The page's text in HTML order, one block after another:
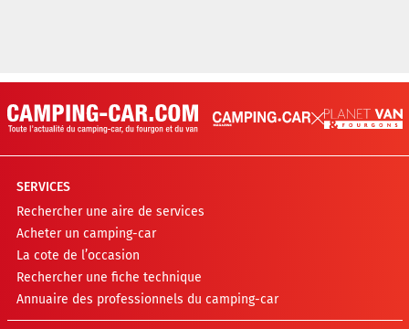
SERVICES
Rechercher une aire de services
Acheter un camping-car
La cote de l’occasion
Rechercher une fiche technique
Annuaire des professionnels du camping-car